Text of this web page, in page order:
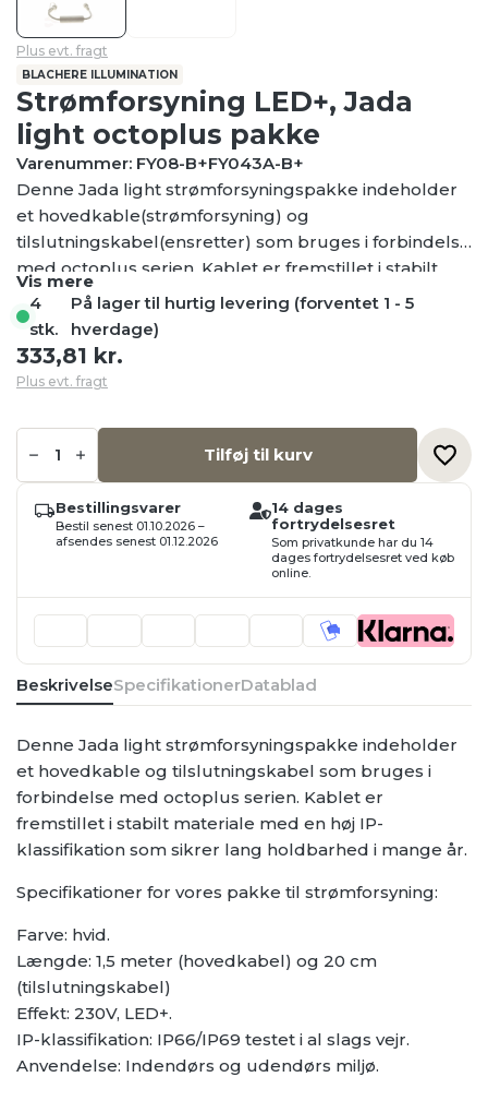
Plus evt. fragt
BLACHERE ILLUMINATION
Strømforsyning LED+, Jada
light octoplus pakke
Varenummer: FY08-B+FY043A-B+
Denne Jada light strømforsyningspakke indeholder
et hovedkable(strømforsyning) og
tilslutningskabel(ensretter) som bruges i forbindelse
med octoplus serien. Kablet er fremstillet i stabilt
materiale med en høj IP-klassifikation som sikrer
lang holdbarhed i mange år.
Vis mere
4
stk.
På lager til hurtig levering (forventet 1 - 5
hverdage)
333,81 kr.
Plus evt. fragt
Strømforsyning
LED+,
light
octoplus
pakke
antal
Tilføj til kurv
Bestillingsvarer
Bestil senest 01.10.2026 –
afsendes senest 01.12.2026
14 dages
fortrydelsesret
Som privatkunde har du 14
dages fortrydelsesret ved køb
online.
BeskrivelseSpecifikationerDatablad
Denne Jada light strømforsyningspakke indeholder
et hovedkable og tilslutningskabel som bruges i
forbindelse med octoplus serien. Kablet er
fremstillet i stabilt materiale med en høj IP-
klassifikation som sikrer lang holdbarhed i mange år.
Specifikationer for vores pakke til strømforsyning:
Farve: hvid.
Længde: 1,5 meter (hovedkabel) og 20 cm
(tilslutningskabel)
Effekt: 230V, LED+.
IP-klassifikation: IP66/IP69 testet i al slags vejr.
Anvendelse: Indendørs og udendørs miljø.